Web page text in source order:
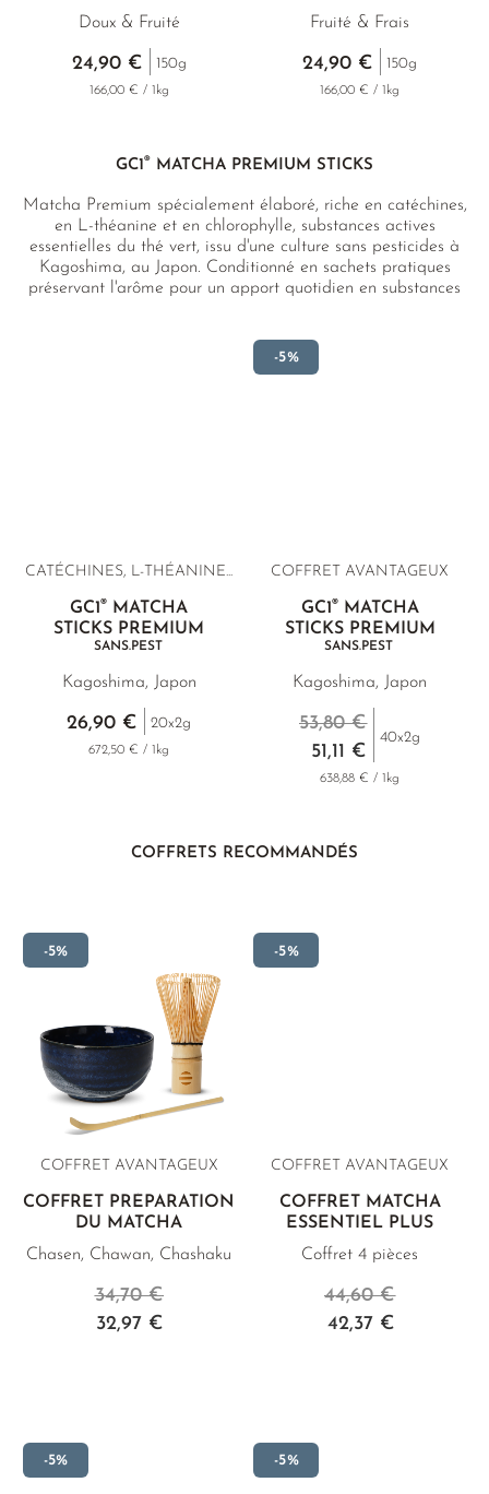
Doux & Fruité
24,90 € 150g
166,00 € / 1kg
Fruité & Frais
24,90 € 150g
166,00 € / 1kg
GC1 ® MATCHA PREMIUM STICKS
Matcha Premium spécialement élaboré, riche en catéchines,
en L-théanine et en chlorophylle, substances actives
essentielles du thé vert, issu d'une culture sans pesticides à
Kagoshima, au Japon. Conditionné en sachets pratiques
préservant l'arôme pour un apport quotidien en substances
pour préparer un Matcha Latte ou à ajouter à vos
smoothies.
CATÉCHINES, L-THÉANINE...
GC1® MATCHA
STICKS PREMIUM
SANS.PEST
Kagoshima, Japon
26,90 € 20x2g
672,50 € / 1kg
-5%
COFFRET AVANTAGEUX
GC1®MATCHA
STICKS PREMIUM
SANS.PEST
Kagoshima, Japon
51,11 €
53,80 €
40x2g
638,88 € / 1kg
COFFRETS RECOMMANDÉS
-5%
COFFRET AVANTAGEUX
COFFRET PRÉPARATION
DU MATCHA
Chasen, Chawan, Chashaku
32,97 €
34,70 €
-5%
COFFRET AVANTAGEUX
COFFRET MATCHA
ESSENTIEL PLUS
Coffret 4 pièces
42,37 €
44,60 €
-5% -5%